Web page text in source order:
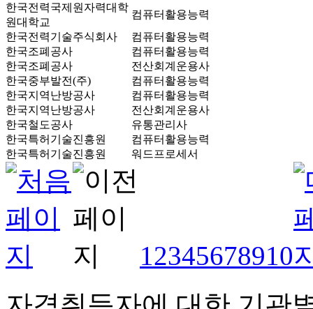
한국전력국제원자력대학
원대학교
컴퓨터활용능력
한국전력기술주식회사
컴퓨터활용능력
한국조폐공사
컴퓨터활용능력
한국조폐공사
전산회계운용사
한국중부발전(주)
컴퓨터활용능력
한국지역난방공사
컴퓨터활용능력
한국지역난방공사
전산회계운용사
한국철도공사
유통관리사
한국특허기술진흥원
컴퓨터활용능력
한국특허기술진흥원
워드프로세서
12345678910